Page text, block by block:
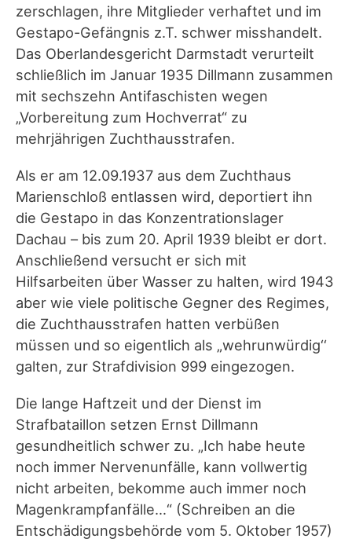
zerschlagen, ihre Mitglieder verhaftet und im
Gestapo-Gefängnis z.T. schwer misshandelt.
Das Oberlandesgericht Darmstadt verurteilt
schließlich im Januar 1935 Dillmann zusammen
mit sechszehn Antifaschisten wegen
„Vorbereitung zum Hochverrat“ zu
mehrjährigen Zuchthausstrafen.
Als er am 12.09.1937 aus dem Zuchthaus
Marienschloß entlassen wird, deportiert ihn
die Gestapo in das Konzentrationslager
Dachau – bis zum 20. April 1939 bleibt er dort.
Anschließend versucht er sich mit
Hilfsarbeiten über Wasser zu halten, wird 1943
aber wie viele politische Gegner des Regimes,
die Zuchthausstrafen hatten verbüßen
müssen und so eigentlich als „wehrunwürdig‘‘
galten, zur Strafdivision 999 eingezogen.
Die lange Haftzeit und der Dienst im
Strafbataillon setzen Ernst Dillmann
gesundheitlich schwer zu. „Ich habe heute
noch immer Nervenunfälle, kann vollwertig
nicht arbeiten, bekomme auch immer noch
Magenkrampfanfälle…“ (Schreiben an die
Entschädigungsbehörde vom 5. Oktober 1957)